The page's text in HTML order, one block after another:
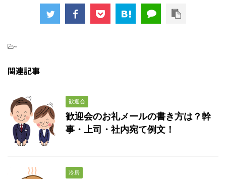
-
関連記事
歓迎会
歓迎会のお礼メールの書き方は？幹
事・上司・社内宛て例文！
冷房